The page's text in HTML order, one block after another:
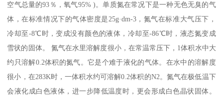
空气总量的93％，氧气95% )。单质氮在常况下是一种无色无臭的气
体，在标准情况下的气体密度是25g·dm-3，氮气在标准大气压下，
冷却至-8℃时，变成没有颜色的液体，冷却至-86℃时，液态氮变成
雪状的固体。 氮气在水里溶解度很小，在常温常压下，1体积水中大
约只溶解0.2体积的氮气。它是个难于液化的气体。在水中的溶解度
很小，在283K时，一体积水约可溶解0.2体积的N2。氮气在极低温下
会液化成白色液体，进一步降低温度时，更会形成白色晶状固体。